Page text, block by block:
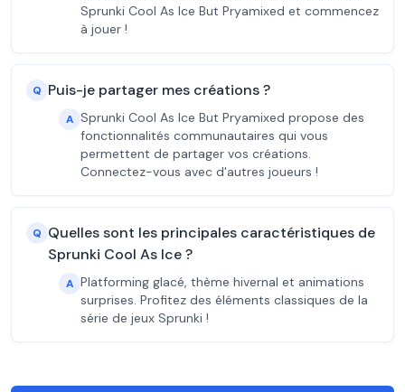
Sprunki Cool As Ice But Pryamixed et commencez
à jouer !
Q Puis-je partager mes créations ?
A Sprunki Cool As Ice But Pryamixed propose des
fonctionnalités communautaires qui vous
permettent de partager vos créations.
Connectez-vous avec d'autres joueurs !
Q Quelles sont les principales caractéristiques de
Sprunki Cool As Ice ?
A Platforming glacé, thème hivernal et animations
surprises. Profitez des éléments classiques de la
série de jeux Sprunki !